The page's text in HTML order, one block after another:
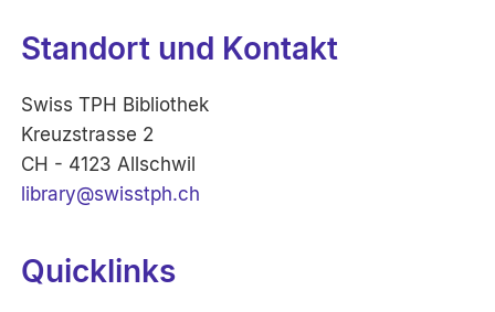
Standort und Kontakt
Swiss TPH Bibliothek
Kreuzstrasse 2
CH - 4123 Allschwil
library@swisstph.ch
Quicklinks